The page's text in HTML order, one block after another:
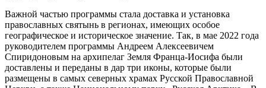
Важной частью программы стала доставка и установка
православных святынь в регионах, имеющих особое
географическое и историческое значение. Так, в мае 2022 года
руководителем программы Андреем Алексеевичем
Спиридоновым на архипелаг Земля Франца-Иосифа были
доставлены и переданы в дар три иконы, которые были
размещены в самых северных храмах Русской Православной